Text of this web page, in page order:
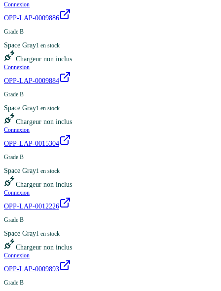
Connexion
OPP-LAP-0009886
Grade B
Space Gray1 en stock
Chargeur non inclus
Connexion
OPP-LAP-0009884
Grade B
Space Gray1 en stock
Chargeur non inclus
Connexion
OPP-LAP-0015304
Grade B
Space Gray1 en stock
Chargeur non inclus
Connexion
OPP-LAP-0012226
Grade B
Space Gray1 en stock
Chargeur non inclus
Connexion
OPP-LAP-0009893
Grade B